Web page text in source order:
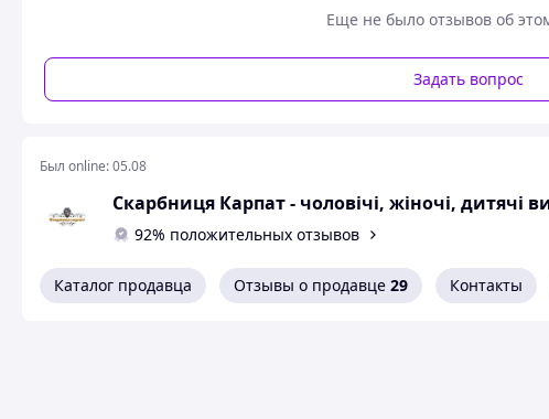
Вишиванка жіноча натуральний льон з
Доступні розміри .телефонуйте
наявність розмірів уточнюйте
Еще не было отзывов об
Задать вопрос
Был online:05.08
Скарбниця Карпат - чоловічі, жіночі, дитячі
92% положительных отзывов
Каталог продавца Отзывы о продавце 29 Контакты